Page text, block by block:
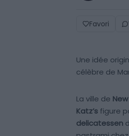
Favori
Une idée
célèbre de
La ville de
Katz’s figure
delicatessen